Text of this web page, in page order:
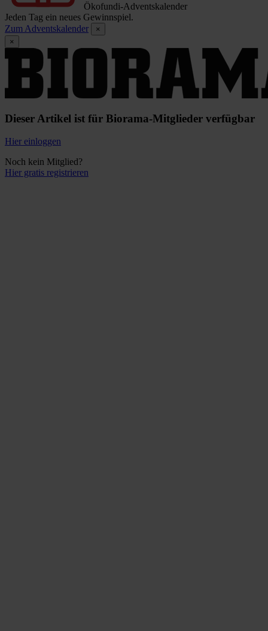
Ökofundi-Adventskalender
Jeden Tag ein neues Gewinnspiel.
Zum Adventskalender
×
×
Dieser Artikel ist für Biorama-Mitglieder verfügbar
Hier einloggen
Noch kein Mitglied?
Hier gratis registrieren